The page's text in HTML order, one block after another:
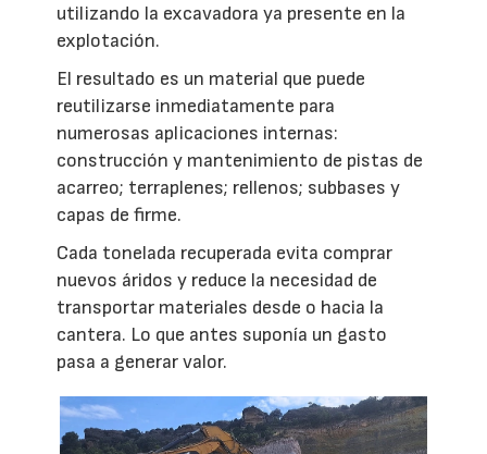
utilizando la excavadora ya presente en la
explotación.
El resultado es un material que puede
reutilizarse inmediatamente para
numerosas aplicaciones internas:
construcción y mantenimiento de pistas de
acarreo; terraplenes; rellenos; subbases y
capas de firme.
Cada tonelada recuperada evita comprar
nuevos áridos y reduce la necesidad de
transportar materiales desde o hacia la
cantera. Lo que antes suponía un gasto
pasa a generar valor.